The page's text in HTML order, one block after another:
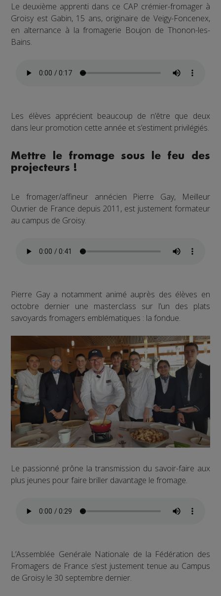
Le deuxième apprenti dans ce CAP crémier-fromager à
Groisy est Gabin, 15 ans, originaire de Veigy-Foncenex,
en alternance à la fromagerie Boujon de Thonon-les-
Bains.
Les élèves apprécient beaucoup de n’être que deux
dans leur promotion cette année et s’estiment privilégiés.
Mettre le fromage sous le feu des
projecteurs !
Le fromager/affineur annécien Pierre Gay, Meilleur
Ouvrier de France depuis 2011, est justement formateur
au campus de Groisy.
Pierre Gay a notamment animé auprès des élèves en
octobre dernier une masterclass sur l’un des plats
savoyards fromagers emblématiques : la fondue.
Le passionné prône la transmission du savoir-faire aux
plus jeunes pour faire briller davantage le fromage.
L’Assemblée Genérale Nationale de la Fédération des
Fromagers de France s’est justement tenue au Campus
de Groisy le 30 septembre dernier.